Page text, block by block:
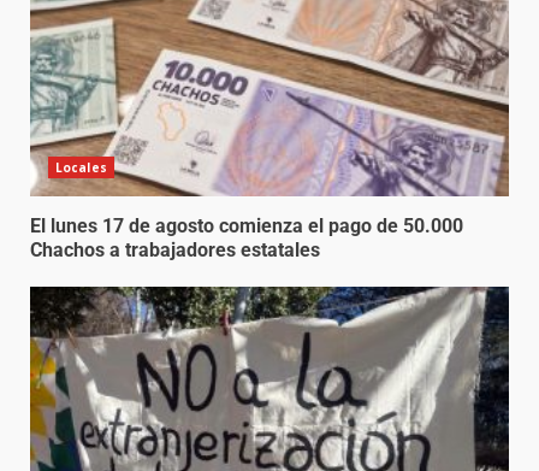
Locales
El lunes 17 de agosto comienza el pago de 50.000
Chachos a trabajadores estatales